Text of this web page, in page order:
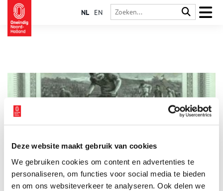
Deze website maakt gebruik van cookies
We gebruiken cookies om content en advertenties te
personaliseren, om functies voor social media te bieden
en om ons websiteverkeer te analyseren. Ook delen we
NL EN
Het gevaarlijke karakter van de fiets werd in juni 1882 in de
Nieuwe Haarlemsche Courantkracht bijgezet door
‘tweewielsnelloopendnekbrekersrijtuig’ tot de beste vertaling